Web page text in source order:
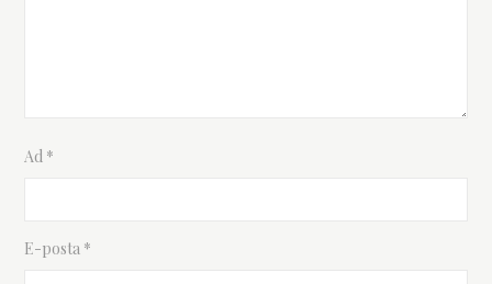
Ad *
E-posta *